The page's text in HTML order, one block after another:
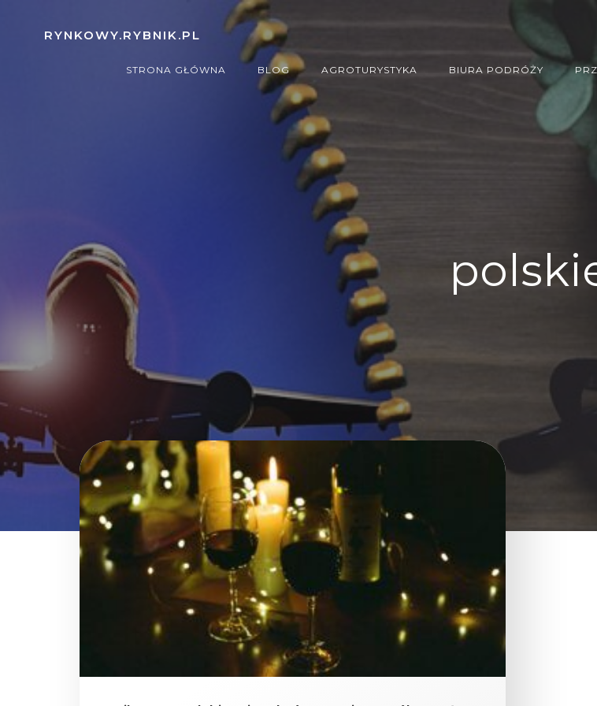
RYNKOWY.RYBNIK.PL
STRONA GŁÓWNA BLOG AGROTURYSTYKA BIURA PODRÓŻY